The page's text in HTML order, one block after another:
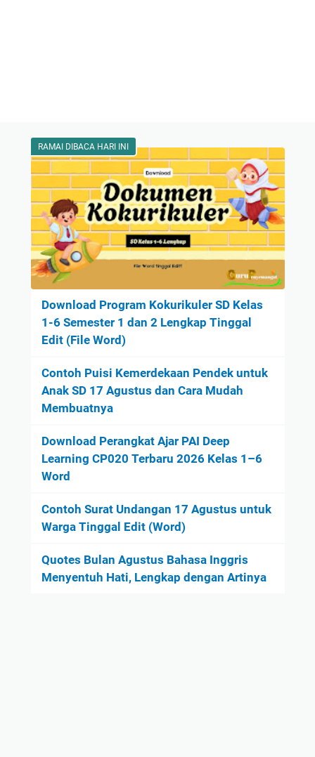
RAMAI DIBACA HARI INI
Download Program Kokurikuler SD Kelas
1-6 Semester 1 dan 2 Lengkap Tinggal
Edit (File Word)
Contoh Puisi Kemerdekaan Pendek untuk
Anak SD 17 Agustus dan Cara Mudah
Membuatnya
Download Perangkat Ajar PAI Deep
Learning CP020 Terbaru 2026 Kelas 1–6
Word
Contoh Surat Undangan 17 Agustus untuk
Warga Tinggal Edit (Word)
Quotes Bulan Agustus Bahasa Inggris
Menyentuh Hati, Lengkap dengan Artinya